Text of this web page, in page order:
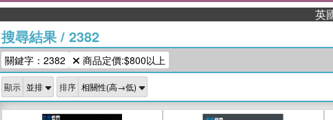
英國
搜尋結果/ 2382
關鍵字：2382 商品定價:$800以上
顯示 排序